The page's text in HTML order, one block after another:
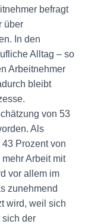
befragt
über
In den
Alltag – so
Arbeitnehmer
bleibt
von 53
Als
Prozent von
Arbeit mit
vor allem im
zunehmend
wird, weil sich
sich der